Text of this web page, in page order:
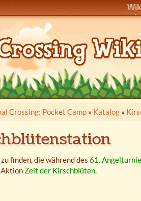
Crossing: Pocket Camp» Katalog»
finden, die während des 61.
Aktion Zeit der Kirschblüten.